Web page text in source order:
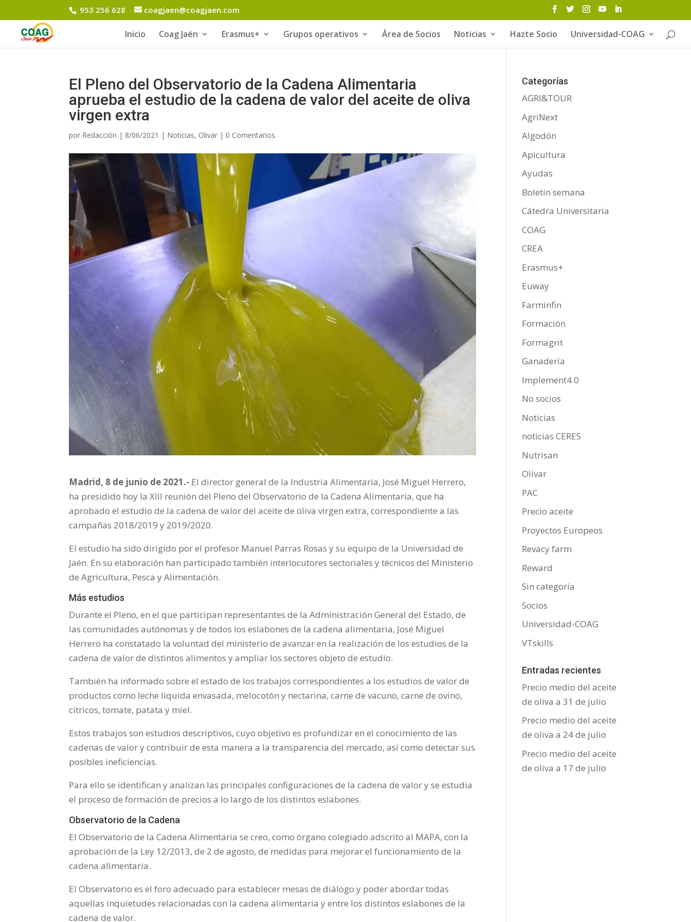
953 256 628 coagjaen@coagjaen.com
Inicio Coag Jaén Erasmus+ Grupos operativos Área de Socios Noticias Hazte Socio Universidad-COAG
El Pleno del Observatorio de la Cadena Alimentaria
aprueba el estudio de la cadena de valor del aceite de oliva
virgen extra
por Redacción | 8/06/2021 | Noticias, Olivar | 0 Comentarios
Madrid, 8 de junio de 2021.- El director general de la Industria Alimentaria, José Miguel Herrero,
ha presidido hoy la XIII reunión del Pleno del Observatorio de la Cadena Alimentaria, que ha
aprobado el estudio de la cadena de valor del aceite de oliva virgen extra, correspondiente a las
campañas 2018/2019 y 2019/2020.
El estudio ha sido dirigido por el profesor Manuel Parras Rosas y su equipo de la Universidad de
Jaén. En su elaboración han participado también interlocutores sectoriales y técnicos del Ministerio
de Agricultura, Pesca y Alimentación.
Más estudios
Durante el Pleno, en el que participan representantes de la Administración General del Estado, de
las comunidades autónomas y de todos los eslabones de la cadena alimentaria, José Miguel
Herrero ha constatado la voluntad del ministerio de avanzar en la realización de los estudios de la
cadena de valor de distintos alimentos y ampliar los sectores objeto de estudio.
También ha informado sobre el estado de los trabajos correspondientes a los estudios de valor de
productos como leche líquida envasada, melocotón y nectarina, carne de vacuno, carne de ovino,
cítricos, tomate, patata y miel.
Estos trabajos son estudios descriptivos, cuyo objetivo es profundizar en el conocimiento de las
cadenas de valor y contribuir de esta manera a la transparencia del mercado, así como detectar sus
posibles ineficiencias.
Para ello se identifican y analizan las principales configuraciones de la cadena de valor y se estudia
el proceso de formación de precios a lo largo de los distintos eslabones.
Observatorio de la Cadena
El Observatorio de la Cadena Alimentaria se creo, como órgano colegiado adscrito al MAPA, con la
aprobación de la Ley 12/2013, de 2 de agosto, de medidas para mejorar el funcionamiento de la
cadena alimentaria.
El Observatorio es el foro adecuado para establecer mesas de diálogo y poder abordar todas
aquellas inquietudes relacionadas con la cadena alimentaria y entre los distintos eslabones de la
cadena de valor.
Categorías
AGRI&TOUR
AgriNext
Algodón
Apicultura
Ayudas
Boletín semana
Cátedra Universitaria
COAG
CREA
Erasmus+
Euway
Farminfin
Formación
Formagrit
Ganadería
Implement4.0
No socios
Noticias
noticias CERES
Nutrisan
Olivar
PAC
Precio aceite
Proyectos Europeos
Revacy farm
Reward
Sin categoría
Socios
Universidad-COAG
VTskills
Entradas recientes
Precio medio del aceite
de oliva a 31 de julio
Precio medio del aceite
de oliva a 24 de julio
Precio medio del aceite
de oliva a 17 de julio